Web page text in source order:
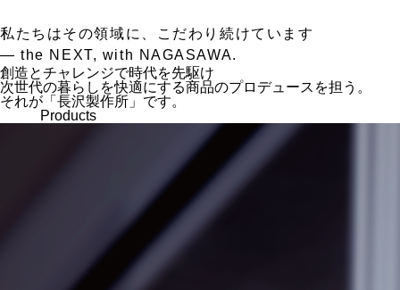
私たちはその領域に、こだわり続けています
— the NEXT, with NAGASAWA.
創造とチャレンジで時代を先駆け
次世代の暮らしを快適にする商品のプロデュースを担う。
それが「長沢製作所」です。
Products